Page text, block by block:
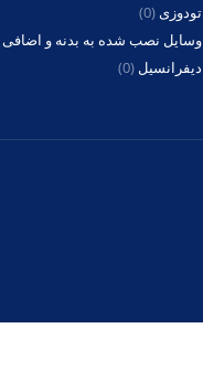
تودوزی(0)
وسایل نصب شده به بدنه و اضافی
دیفرانسیل (0)